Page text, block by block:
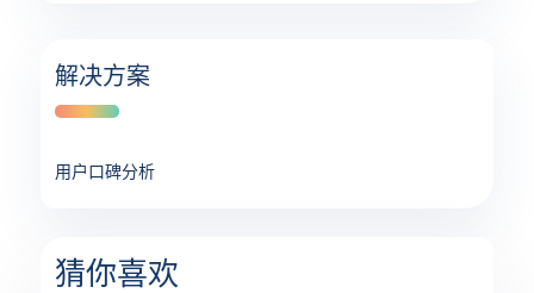
解决方案
用户口碑分析
猜你喜欢